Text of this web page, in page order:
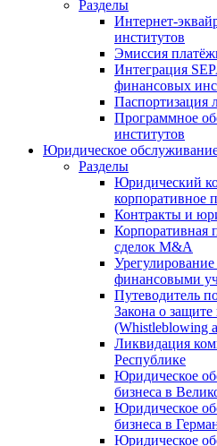
Разделы
Интернет-
институтов
Эмиссия
Интеграция
финансовых
Паспортизация
Программное
институтов
Юридическое
Разделы
Юридический
корпоративное
Контракты и
Корпоративная
сделок M&A
финансовыми
Путеводитель
Закона о
(Whistleblowing
Ликвидация
Республике
Юридическое
бизнеса в
Юридическое
бизнеса в
Юридическое